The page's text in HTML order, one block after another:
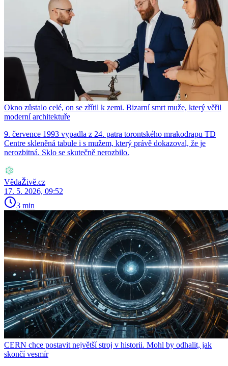
Okno zůstalo celé, on se zřítil k zemi. Bizarní smrt muže, který věřil
moderní architektuře
9. července 1993 vypadla z 24. patra torontského mrakodrapu TD
Centre skleněná tabule i s mužem, který právě dokazoval, že je
nerozbitná. Sklo se skutečně nerozbilo.
VědaŽivě.cz
17. 5. 2026, 09:52
3 min
CERN chce postavit největší stroj v historii. Mohl by odhalit, jak
skončí vesmír